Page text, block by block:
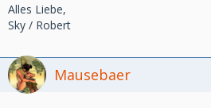
Alles Liebe,
Sky / Robert
Mausebaer